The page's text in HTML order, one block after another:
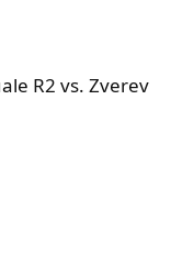
R2 vs. Zverev